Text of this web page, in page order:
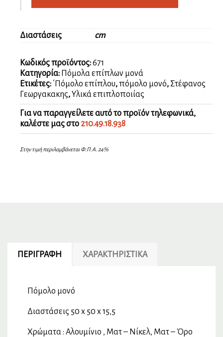
Διαστάσεις cm
Κωδικός προϊόντος:671
Κατηγορία: Πόμολα επίπλων μονά
Ετικέτες: ΄Πόμολο επίπλου,πόμολο μονό, Στέφανος
Γεωργακακης,Υλικά επιπλοποιίας
Για να παραγγείλετε αυτό το προϊόν τηλεφωνικά,
καλέστε μας στο 210.49.18.938
Στην τιμή περιλαμβάνεται Φ.Π.Α. 24%
ΠΕΡΙΓΡΑΦΉ ΧΑΡΑΚΤΗΡΙΣΤΙΚΆ
Πόμολο μονό
Διαστάσεις 50 x 50 x 15,5
Χρώματα : Αλουμίνιο , Ματ – Νίκελ, Ματ – Όρο